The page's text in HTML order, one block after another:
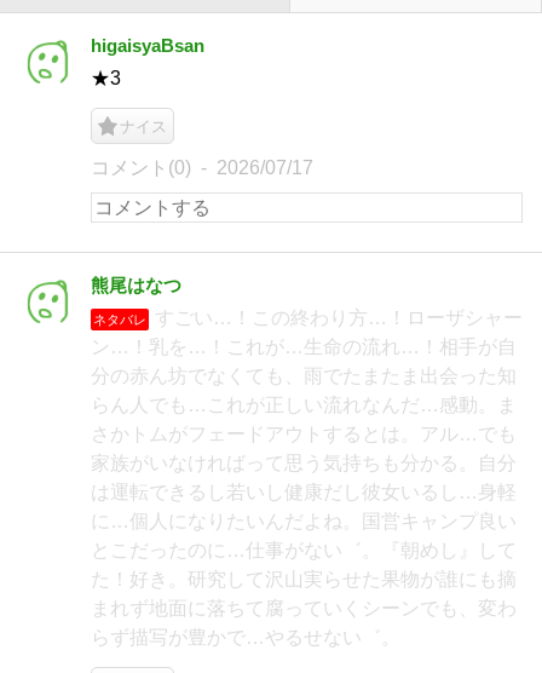
higaisyaBsan
★3
ナイス
コメント(0) 2026/07/17
熊尾はなつ
ネタバレ
すごい…！この終わり方…！ローザシャー
ン…！乳を…！これが…生命の流れ…！相手が自
分の赤ん坊でなくても、雨でたまたま出会った知
らん人でも…これが正しい流れなんだ…感動。ま
さかトムがフェードアウトするとは。アル…でも
家族がいなければって思う気持ちも分かる。自分
は運転できるし若いし健康だし彼女いるし…身軽
に…個人になりたいんだよね。国営キャンプ良い
とこだったのに…仕事がない゛。『朝めし』して
た！好き。研究して沢山実らせた果物が誰にも摘
まれず地面に落ちて腐っていくシーンでも、変わ
らず描写が豊かで…やるせない゛。